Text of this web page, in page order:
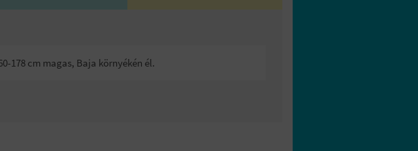
178 cm magas, Baja környékén él.